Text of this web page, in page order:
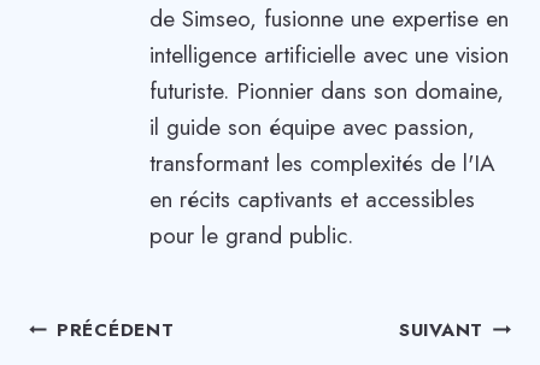
de Simseo, fusionne une expertise en
intelligence artificielle avec une vision
futuriste. Pionnier dans son domaine,
il guide son équipe avec passion,
transformant les complexités de l'IA
en récits captivants et accessibles
pour le grand public.
Navigation
PRÉCÉDENT SUIVANT